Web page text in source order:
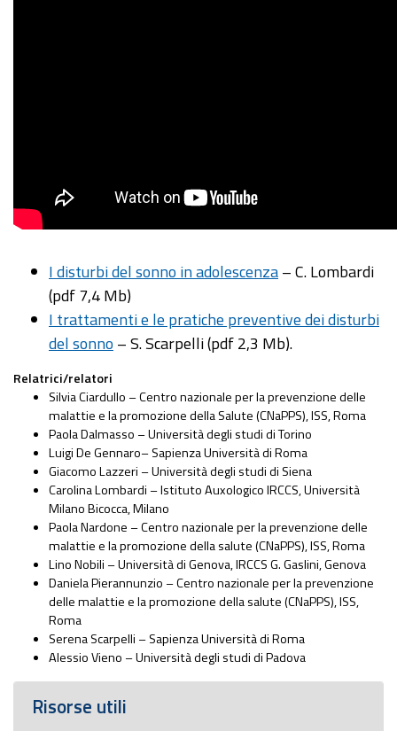
I disturbi del sonno in adolescenza– C. Lombardi
(pdf 7,4 Mb)
I trattamenti e le pratiche preventive dei disturbi
del sonno – S. Scarpelli (pdf 2,3 Mb).
Relatrici/relatori
Silvia Ciardullo – Centro nazionale per la prevenzione delle
malattie e la promozione della Salute (CNaPPS), ISS, Roma
Paola Dalmasso – Università degli studi di Torino
Luigi De Gennaro– Sapienza Università di Roma
Giacomo Lazzeri – Università degli studi di Siena
Carolina Lombardi – Istituto Auxologico IRCCS, Università
Milano Bicocca, Milano
Paola Nardone – Centro nazionale per la prevenzione delle
malattie e la promozione della salute (CNaPPS), ISS, Roma
Lino Nobili – Università di Genova, IRCCS G. Gaslini, Genova
Daniela Pierannunzio – Centro nazionale per la prevenzione
delle malattie e la promozione della salute (CNaPPS), ISS,
Roma
Serena Scarpelli – Sapienza Università di Roma
Alessio Vieno – Università degli studi di Padova
Risorse utili